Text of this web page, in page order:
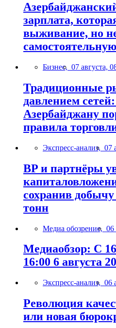
зарплата,
выживание, но
Бизнес, 07 августа,
Традиционные
давлением
Азербайджану
правила
Экспресс-анализ, 07
BP и партнёры
сохранив
тонн
Медиа обозрение, 06
Медиаобзор: С
16:00 6 августа
Экспресс-анализ, 06
Революция
или новая